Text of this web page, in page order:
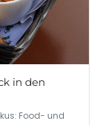
in den
Food- und